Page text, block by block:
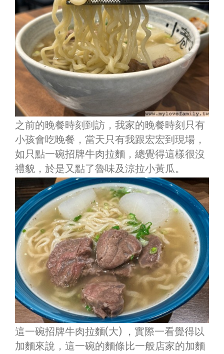
之前的晚餐時刻到訪，我家的晚餐時刻只有
小孩會吃晚餐，當天只有我跟宏宏到現場，
如只點一碗招牌牛肉拉麵，總覺得這樣很沒
禮貌，於是又點了魯味及涼拉小黃瓜。
這一碗招牌牛肉拉麵(大) ，實際一看覺得以
加麵來說，這一碗的麵條比一般店家的加麵